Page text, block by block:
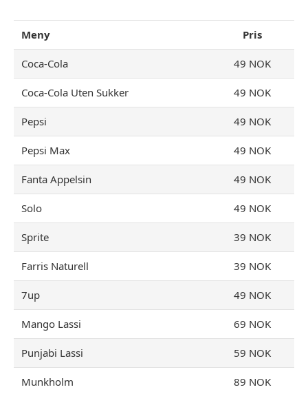
Meny Pris
Coca-Cola 49 NOK
Coca-Cola Uten Sukker 49 NOK
Pepsi 49 NOK
Pepsi Max 49 NOK
Fanta Appelsin 49 NOK
Solo 49 NOK
Sprite 39 NOK
Farris Naturell 39 NOK
7up 49 NOK
Mango Lassi 69 NOK
Punjabi Lassi 59 NOK
Munkholm 89 NOK